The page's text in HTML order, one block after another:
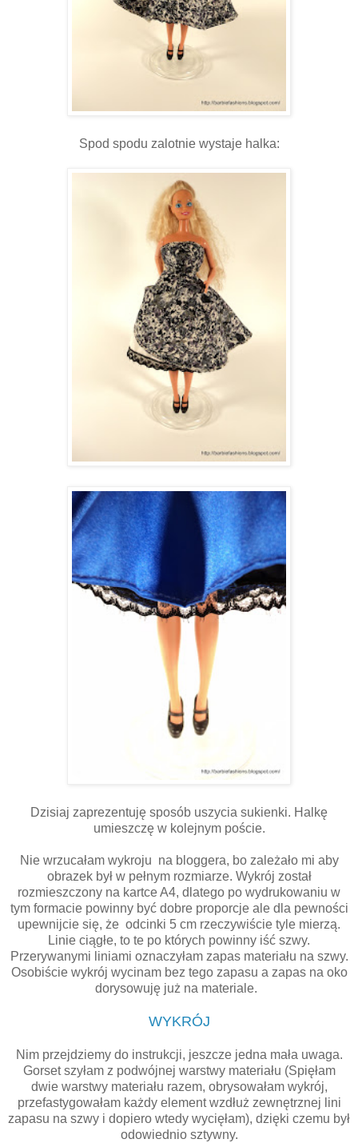
Spod spodu zalotnie wystaje halka:
Dzisiaj zaprezentuję sposób uszycia sukienki. Halkę
umieszczę w kolejnym poście.
Nie wrzucałam wykroju na bloggera, bo zależało mi aby
obrazek był w pełnym rozmiarze. Wykrój został
rozmieszczony na kartce A4, dlatego po wydrukowaniu w
tym formacie powinny być dobre proporcje ale dla pewności
upewnijcie się, że odcinki 5 cm rzeczywiście tyle mierzą.
Linie ciągłe, to te po których powinny iść szwy.
Przerywanymi liniami oznaczyłam zapas materiału na szwy.
Osobiście wykrój wycinam bez tego zapasu a zapas na oko
dorysowuję już na materiale.
WYKRÓJ
Nim przejdziemy do instrukcji, jeszcze jedna mała uwaga.
Gorset szyłam z podwójnej warstwy materiału (Spięłam
dwie warstwy materiału razem, obrysowałam wykrój,
przefastygowałam każdy element wzdłuż zewnętrznej lini
zapasu na szwy i dopiero wtedy wycięłam), dzięki czemu był
odowiednio sztywny.